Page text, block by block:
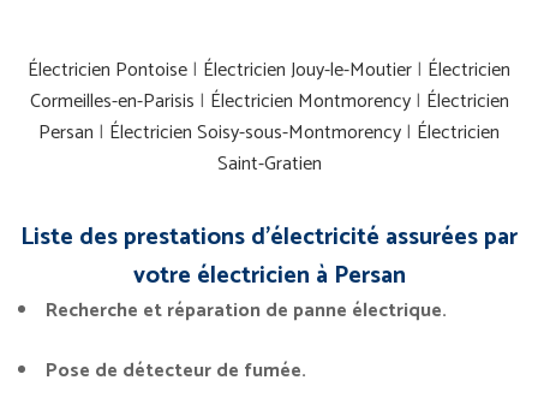
Électricien Pontoise| Électricien Jouy-le-Moutier| Électricien
Cormeilles-en-Parisis | Électricien Montmorency| Électricien
Persan | Électricien Soisy-sous-Montmorency| Électricien
Saint-Gratien
Liste des prestations d’électricité assurées par
votre électricien à Persan
Recherche et réparation de panne électrique.
Pose de détecteur de fumée.